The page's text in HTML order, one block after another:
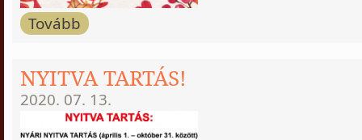
Tovább
NYITVA TARTÁS!
2020. 07. 13.